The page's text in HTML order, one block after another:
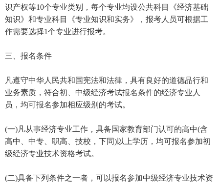
识产权等10个专业类别，每个专业均设公共科目《经济基础
知识》和专业科目《专业知识和实务》，报考人员可根据工
作需要选择1个专业进行报考。
三、报名条件
凡遵守中华人民共和国宪法和法律，具有良好的道德品行和
业务素质，符合初、中级经济考试报名条件的经济专业人
员，均可报名参加相应级别的考试。
(一)凡从事经济专业工作，具备国家教育部门认可的高中(含
高中、中专、职高、技校，下同)以上学历，均可报名参加初
级经济专业技术资格考试。
(二)具备下列条件之一者，可以报名参加中级经济专业技术资